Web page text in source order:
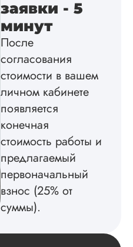
Вид работы:
Диссертация
Диссертацию
на совесть: тут и
структура, и
оформление.
методологию
исследования,
грамотно
расчеты и подвел
исследования.
заявки - 5
минут
После
согласования
стоимости в вашем
личном кабинете
появляется
конечная
стоимость работы и
предлагаемый
первоначальный
взнос (25% от
суммы).